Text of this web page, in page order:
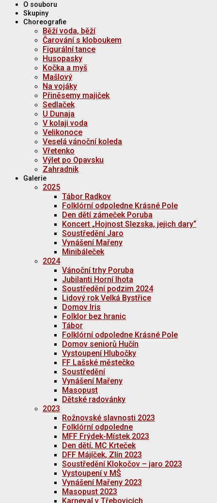
O souboru
Skupiny
Choreografie
Běží voda, běží
Čarování s kloboukem
Figurální tance
Husopasky
Kočka a myš
Mašlový
Na vojáky
Přiněsemy majiček
Sedlaček
U Dunaja
V kolaji voda
Velikonoce
Veselá vánoční koleda
Vřetenko
Výlet po Opavsku
Zahradnik
Galerie
2025
Tábor Radkov
Folklórní odpoledne Krásné Pole
Den dětí zámeček Poruba
Koncert „Hojnost Slezska, jejich dary“
Soustředění Jaro
Vynášení Mařeny
Minibáleček
2024
Vánoční trhy Poruba
Jubilanti Horní lhota
Soustředění podzim 2024
Lidový rok Velká Bystřice
Domov Iris
Folklor bez hranic
Tábor
Folklórní odpoledne Krásné Pole
Domov seniorů Hučín
Vystoupení Hlubočky
FF Lašské městečko
Soustředění
Vynášení Mařeny
Masopust
Dětské radovánky
2023
Rožnovské slavnosti 2023
Folklórní odpoledne
MFF Frýdek-Místek 2023
Den dětí, MC Krteček
DFF Májíček, Zlín 2023
Soustředění Klokočov – jaro 2023
Vystoupení v MŠ
Vynášení Mařeny 2023
Masopust 2023
Karneval v Třebovicích